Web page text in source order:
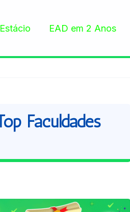
Estácio EAD em 2 Anos
Faculdades